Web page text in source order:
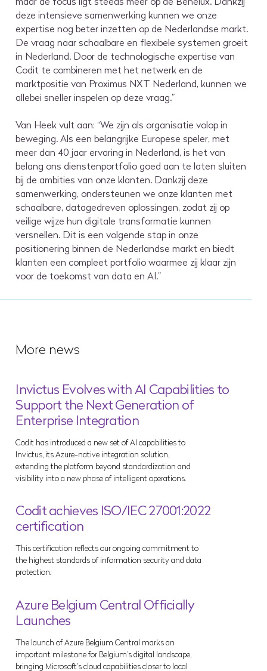
deze intensieve samenwerking kunnen we onze
expertise nog beter inzetten op de Nederlandse markt.
De vraag naar schaalbare en flexibele systemen groeit
in Nederland. Door de technologische expertise van
Codit te combineren met het netwerk en de
marktpositie van Proximus NXT Nederland, kunnen we
allebei sneller inspelen op deze vraag.”
Van Heek vult aan: “We zijn als organisatie volop in
beweging. Als een belangrijke Europese speler, met
meer dan 40 jaar ervaring in Nederland, is het van
belang ons dienstenportfolio goed aan te laten sluiten
bij de ambities van onze klanten. Dankzij deze
samenwerking, ondersteunen we onze klanten met
schaalbare, datagedreven oplossingen, zodat zij op
veilige wijze hun digitale transformatie kunnen
versnellen. Dit is een volgende stap in onze
positionering binnen de Nederlandse markt en biedt
klanten een compleet portfolio waarmee zij klaar zijn
voor de toekomst van data en AI.”
More news
Invictus Evolves with AI Capabilities to
Support the Next Generation of
Enterprise Integration
Codit has introduced a new set of AI capabilities to
Invictus, its Azure-native integration solution,
extending the platform beyond standardization and
visibility into a new phase of intelligent operations.
Codit achieves ISO/IEC 27001:2022
certification
This certification reflects our ongoing commitment to
the highest standards of information security and data
protection.
Azure Belgium Central Officially
Launches
The launch of Azure Belgium Central marks an
important milestone for Belgium’s digital landscape,
bringing Microsoft’s cloud capabilities closer to local